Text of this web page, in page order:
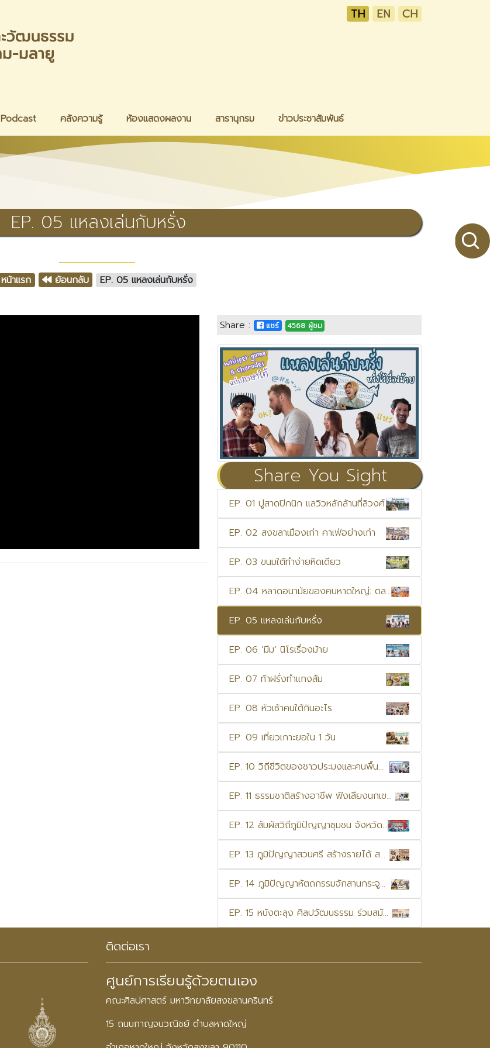
TH EN CH
Podcast คลังความรู้ ห้องแสดงผลงาน สารานุกรม ข่าวประชาสัมพันธ์
EP. 05 แหลงเล่นกับหรั่ง
หน้าแรก ย้อนกลับ EP. 05 แหลงเล่นกับหรั่ง
Share : แชร์ 4568 ผู้ชม
Share You Sight
EP. 01 ปูสาดปิกนิก แลวิวหลักล้านที่ลิวงศ์
EP. 02 สงขลาเมืองเก่า คาเฟ่อย่างเก๋า
EP. 03 ขนมใต้ทำง่ายหิดเดียว
EP. 04 หลาดอนามัยของคนหาดใหญ่: ตลาดเกษตร ม.อ.
EP. 05 แหลงเล่นกับหรั่ง
EP. 06 ‘มีม’ นิโรเรื่องม้าย
EP. 07 ท้าฝรั่งทำแกงส้ม
EP. 08 หัวเช้าคนใต้กินอะไร
EP. 09 เที่ยวเกาะยอใน 1 วัน
EP. 10 วิถีชีวิตของชาวประมงและคนพื้นถิ่นเกาะยอ
EP. 11 ธรรมชาติสร้างอาชีพ ฟังเสียงนกเขา รากเหง้าจะนะ ภูมิปัญญานาทับ
EP. 12 สัมผัสวิถีภูมิปัญญาชุมชน จังหวัดภูเก็ต
EP. 13 ภูมิปัญญาสวนศรี สร้างรายได้ สร้างอาชีพ
EP. 14 ภูมิปัญญาหัตถกรรมจักสานกระจูดจังหวัดพัทลุง
EP. 15 หนังตะลุง ศิลปวัฒนธรรม ร่วมสมัยในจังหวัดพัทลุง
ติดต่อเรา
ศูนย์การเรียนรู้ด้วยตนเอง
คณะศิลปศาสตร์ มหาวิทยาลัยสงขลานครินทร์
15 ถนนกาญจนวณิชย์ ตำบลหาดใหญ่